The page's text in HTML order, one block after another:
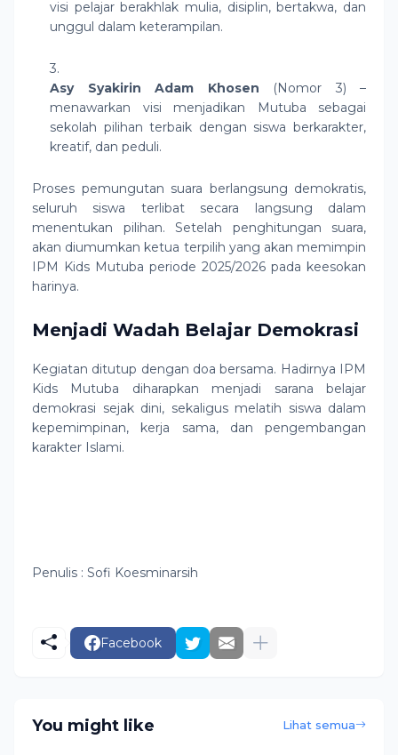
visi pelajar berakhlak mulia, disiplin, bertakwa, dan
unggul dalam keterampilan.
Asy Syakirin Adam Khosen (Nomor 3) –
menawarkan visi menjadikan Mutuba sebagai
sekolah pilihan terbaik dengan siswa berkarakter,
kreatif, dan peduli.
Proses pemungutan suara berlangsung demokratis,
seluruh siswa terlibat secara langsung dalam
menentukan pilihan. Setelah penghitungan suara,
akan diumumkan ketua terpilih yang akan memimpin
IPM Kids Mutuba periode 2025/2026 pada keesokan
harinya.
Menjadi Wadah Belajar Demokrasi
Kegiatan ditutup dengan doa bersama. Hadirnya IPM
Kids Mutuba diharapkan menjadi sarana belajar
demokrasi sejak dini, sekaligus melatih siswa dalam
kepemimpinan, kerja sama, dan pengembangan
karakter Islami.
Penulis : Sofi Koesminarsih
Facebook
You might like Lihat semua